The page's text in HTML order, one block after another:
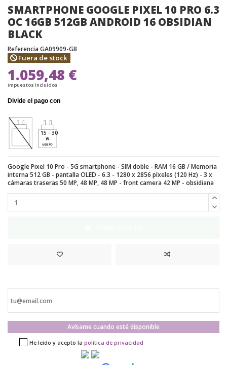
SMARTPHONE GOOGLE PIXEL 10 PRO 6.3
OC 16GB 512GB ANDROID 16 OBSIDIAN
BLACK
Referencia GA09909-GB
Fuera de stock
1.059,48 €
Impuestos incluidos
15 - 30
Google Pixel 10 Pro - 5G smartphone - SIM doble - RAM 16 GB / Memoria
interna 512 GB - pantalla OLED - 6.3 - 1280 x 2856 píxeles (120 Hz) - 3 x
cámaras traseras 50 MP, 48 MP, 48 MP - front camera 42 MP - obsidiana
Avísame cuando esté disponible
He leído y acepto la política de privacidad